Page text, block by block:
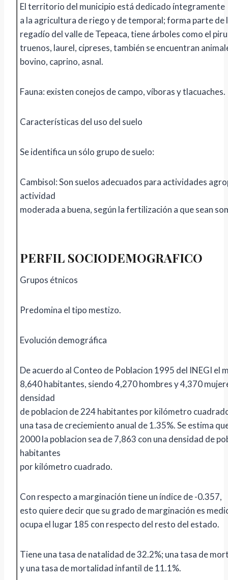
El territorio del municipio está dedicado íntegramente
a la agricultura de riego y de temporal; forma parte de
regadío del valle de Tepeaca, tiene árboles como el
truenos, laurel, cipreses, también se encuentran
bovino, caprino, asnal.
Fauna: existen conejos de campo, víboras y tlacuaches.
Características del uso del suelo
Se identifica un sólo grupo de suelo:
Cambisol: Son suelos adecuados para actividades
actividad
moderada a buena, según la fertilización a que sean
PERFIL SOCIODEMOGRAFICO
Grupos étnicos
Predomina el tipo mestizo.
Evolución demográfica
De acuerdo al Conteo de Poblacion 1995 del INEGI el
8,640 habitantes, siendo 4,270 hombres y 4,370
densidad
de poblacion de 224 habitantes por kilómetro
una tasa de creciemiento anual de 1.35%. Se estima
2000 la poblacion sea de 7,863 con una densidad de
habitantes
por kilómetro cuadrado.
Con respecto a marginación tiene un índice de -0.357,
esto quiere decir que su grado de marginación es
ocupa el lugar 185 con respecto del resto del estado.
Tiene una tasa de natalidad de 32.2%; una tasa de
y una tasa de mortalidad infantil de 11.1%.